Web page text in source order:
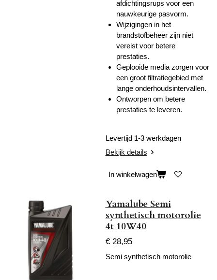
afdichtingsrups voor een
nauwkeurige pasvorm.
Wijzigingen in het
brandstofbeheer zijn niet
vereist voor betere
prestaties.
Geplooide media zorgen voor
een groot filtratiegebied met
lange onderhoudsintervallen.
Ontworpen om betere
prestaties te leveren.
Levertijd 1-3 werkdagen
Bekijk details
In winkelwagen
Yamalube Semi
synthetisch motorolie
4t 10W40
€ 28,95
Semi synthetisch motorolie